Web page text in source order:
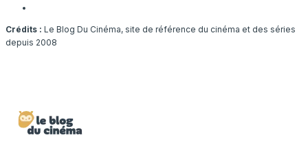
Crédits : Le Blog Du Cinéma, site de référence du cinéma et des séries
depuis 2008